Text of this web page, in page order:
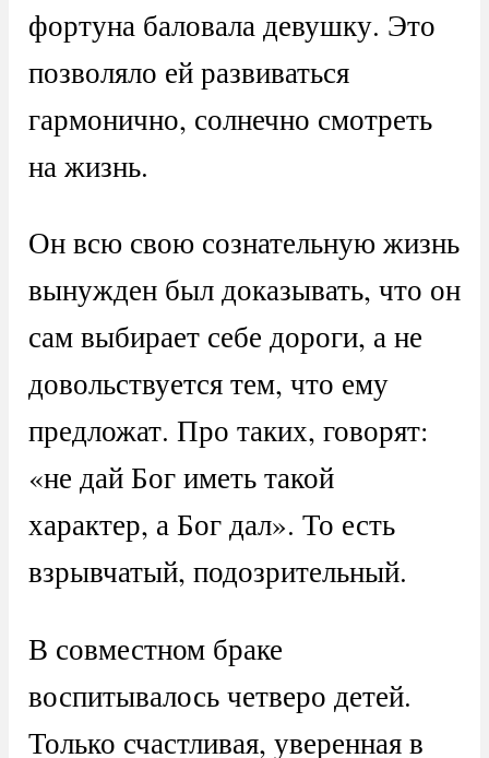
фортуна баловала девушку. Это
позволяло ей развиваться
гармонично, солнечно смотреть
на жизнь.
Он всю свою сознательную жизнь
вынужден был доказывать, что он
сам выбирает себе дороги, а не
довольствуется тем, что ему
предложат. Про таких, говорят:
«не дай Бог иметь такой
характер, а Бог дал». То есть
взрывчатый, подозрительный.
В совместном браке
воспитывалось четверо детей.
Только счастливая, уверенная в